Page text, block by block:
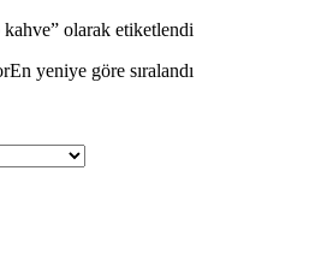
olarak etiketlendi
En yeniye göre sıralandı